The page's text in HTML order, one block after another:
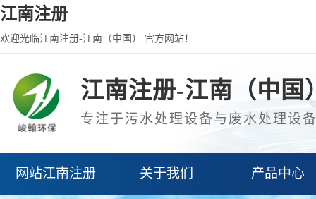
江南注册
欢迎光临江南注册-江南（中国） 官方网站！
江南注册-江南（中国
专注于污水处理设备与废水处理设
网站江南注册 关于我们 产品中心